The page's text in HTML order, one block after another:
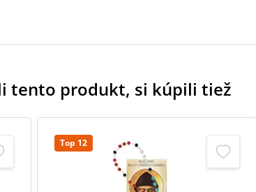
tento produkt, si kúpili tiež
Top 12